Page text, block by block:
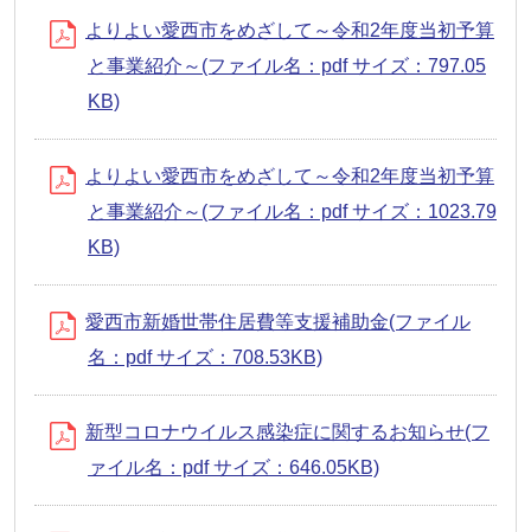
よりよい愛西市をめざして～令和2年度当初予算
と事業紹介～(ファイル名：pdf サイズ：797.05
KB)
よりよい愛西市をめざして～令和2年度当初予算
と事業紹介～(ファイル名：pdf サイズ：1023.79
KB)
愛西市新婚世帯住居費等支援補助金(ファイル
名：pdf サイズ：708.53KB)
新型コロナウイルス感染症に関するお知らせ(フ
ァイル名：pdf サイズ：646.05KB)